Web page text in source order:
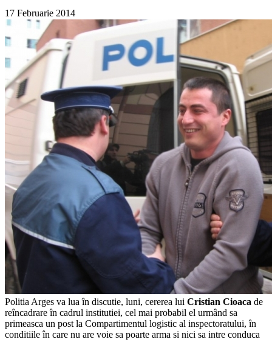
17 Februarie 2014
Politia Arges va lua în discutie, luni, cererea lui Cristian Cioaca de
reîncadrare în cadrul institutiei, cel mai probabil el urmând sa
primeasca un post la Compartimentul logistic al inspectoratului, în
conditiile în care nu are voie sa poarte arma si nici sa intre conduca